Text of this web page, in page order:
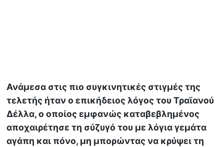
Ανάμεσα στις πιο συγκινητικές στιγμές της
τελετής ήταν ο επικήδειος λόγος του Τραϊανού
Δέλλα, ο οποίος εμφανώς καταβεβλημένος
αποχαιρέτησε τη σύζυγό του με λόγια γεμάτα
αγάπη και πόνο, μη μπορώντας να κρύψει τη